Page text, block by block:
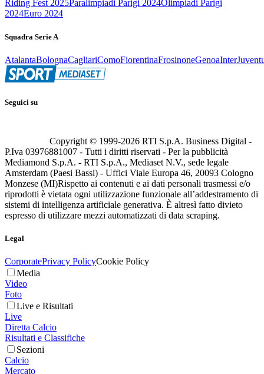
Riding Fest 2025Paralimpiadi Parigi 2024Olimpiadi Parigi
2024Euro 2024
Squadra Serie A
AtalantaBolognaCagliariComoFiorentinaFrosinoneGenoaInter
Seguici su
Copyright © 1999-2026 RTI S.p.A. Business Digital -
P.Iva 03976881007 - Tutti i diritti riservati - Per la pubblicità
Mediamond S.p.A. - RTI S.p.A., Mediaset N.V., sede legale
Amsterdam (Paesi Bassi) - Uffici Viale Europa 46, 20093 Cologno
Monzese (MI)Rispetto ai contenuti e ai dati personali trasmessi e/o
riprodotti è vietata ogni utilizzazione funzionale all’addestramento di
sistemi di intelligenza artificiale generativa. È altresì fatto divieto
espresso di utilizzare mezzi automatizzati di data scraping.
Legal
CorporatePrivacy PolicyCookie Policy
Media
Video
Foto
Live e Risultati
Live
Diretta Calcio
Risultati e Classifiche
Sezioni
Calcio
Mercato